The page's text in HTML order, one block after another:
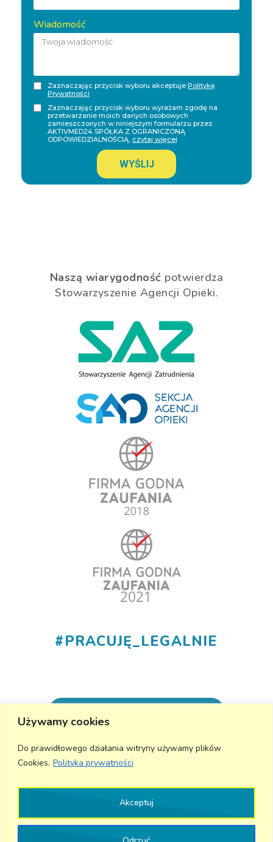
Używamy cookies
Do prawidłowego działania witryny używamy plików
Cookies. Polityka prywatności
Akceptuj
Wiadomość
Zaznaczając przycisk wyboru akceptuje Politykę
Prywatności
Zaznaczając przycisk wyboru wyrażam zgodę na
przetwarzanie moich danych osobowych
zamieszczonych w niniejszym formularzu przez
AKTIVMED24 SPÓŁKA Z OGRANICZONĄ
ODPOWIEDZIALNOŚCIĄ, czytaj więcej
WYŚLIJ
Naszą wiarygodność potwierdza
Stowarzyszenie Agencji Opieki.
#PRACUJĘ_LEGALNIE
+48 530 555 015
info@aktivmed24.pl